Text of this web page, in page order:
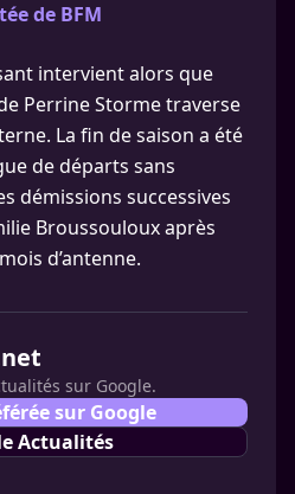
de BFM
intervient alors que
Perrine Storme traverse
La fin de saison a été
de départs sans
démissions successives
Broussouloux après
d’antenne.
sur Google.
sur Google
Actualités